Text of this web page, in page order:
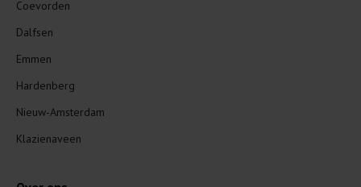
Coevorden
Dalfsen
Emmen
Hardenberg
Nieuw-Amsterdam
Klazienaveen